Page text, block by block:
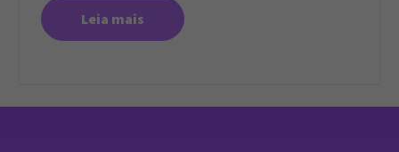
Leia mais